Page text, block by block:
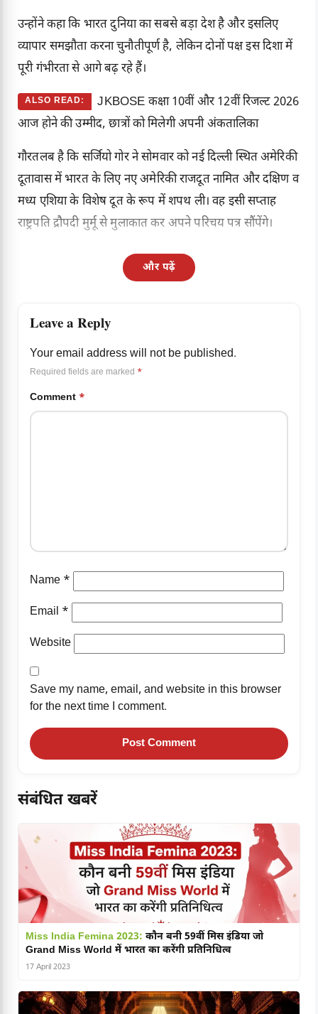
उन्होंने कहा कि भारत दुनिया का सबसे बड़ा देश है और इसलिए
व्यापार समझौता करना चुनौतीपूर्ण है, लेकिन दोनों पक्ष इस दिशा में
पूरी गंभीरता से आगे बढ़ रहे हैं।
ALSO READ:
JKBOSE कक्षा 10वीं और 12वीं रिजल्ट 2026
आज होने की उम्मीद, छात्रों को मिलेगी अपनी अंकतालिका
गौरतलब है कि सर्जियो गोर ने सोमवार को नई दिल्ली स्थित अमेरिकी
दूतावास में भारत के लिए नए अमेरिकी राजदूत नामित और दक्षिण व
मध्य एशिया के विशेष दूत के रूप में शपथ ली। वह इसी सप्ताह
राष्ट्रपति द्रौपदी मुर्मू से मुलाकात कर अपने परिचय पत्र सौंपेंगे।
और पढ़ें
Leave a Reply
Your email address will not be published.
Required fields are marked *
Comment *
Name *
Email *
Website
Save my name, email, and website in this browser
for the next time I comment.
संबंधित खबरें
Miss India Femina 2023: कौन बनी 59वीं मिस इंडिया जो
Grand Miss World में भारत का करेंगी प्रतिनिधित्व
17 April 2023